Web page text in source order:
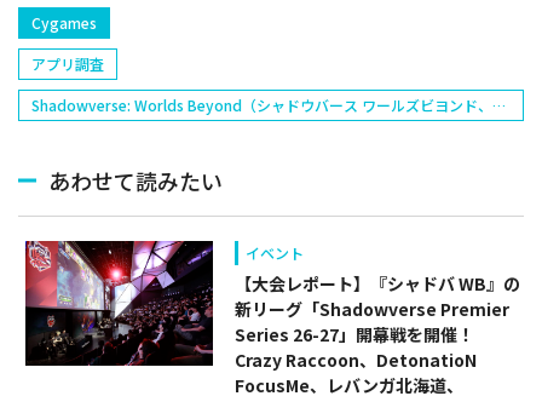
Cygames
アプリ調査
Shadowverse: Worlds Beyond（シャドウバース ワールズビヨンド、シ
あわせて読みたい
イベント
【大会レポート】『シャドバ WB』の
新リーグ「Shadowverse Premier
Series 26-27」開幕戦を開催！
Crazy Raccoon、DetonatioN
FocusMe、レバンガ北海道、